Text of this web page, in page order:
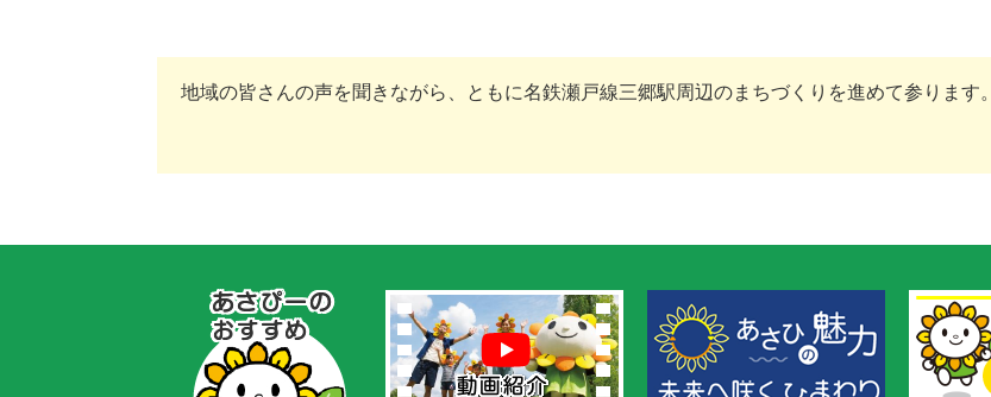
地域の皆さんの声を聞きながら、ともに名鉄瀬戸線三郷駅周辺のまちづくりを進めて参ります。